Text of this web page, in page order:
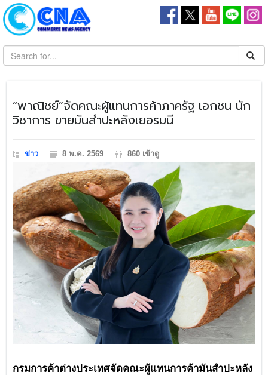
​“พาณิชย์”จัดคณะผู้แทนการค้าภาครัฐ เอกชน นัก
วิชาการ ขายมันสำปะหลังเยอรมนี
ข่าว 8 พ.ค. 2569 860 เข้าดู
กรมการค้าต่างประเทศจัดคณะผู้แทนการค้ามันสำปะหลัง